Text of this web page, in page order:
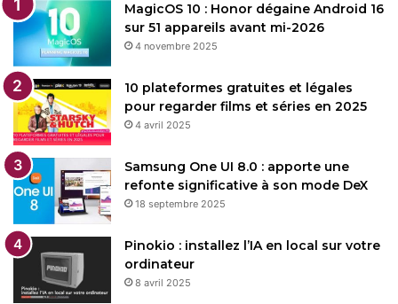
MagicOS 10 : Honor dégaine Android 16
sur 51 appareils avant mi-2026
4 novembre 2025
10 plateformes gratuites et légales
pour regarder films et séries en 2025
4 avril 2025
Samsung One UI 8.0 : apporte une
refonte significative à son mode DeX
18 septembre 2025
Pinokio : installez l’IA en local sur votre
ordinateur
8 avril 2025